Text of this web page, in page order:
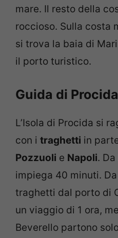
mare. Il resto della
roccioso. Sulla costa
si trova la baia di
il porto turistico.
Guida di
L’Isola di Procida si
con i traghetti in
Pozzuoli e Napoli.
impiega 40 minuti.
traghetti dal porto di
un viaggio di 1 ora,
Beverello partono